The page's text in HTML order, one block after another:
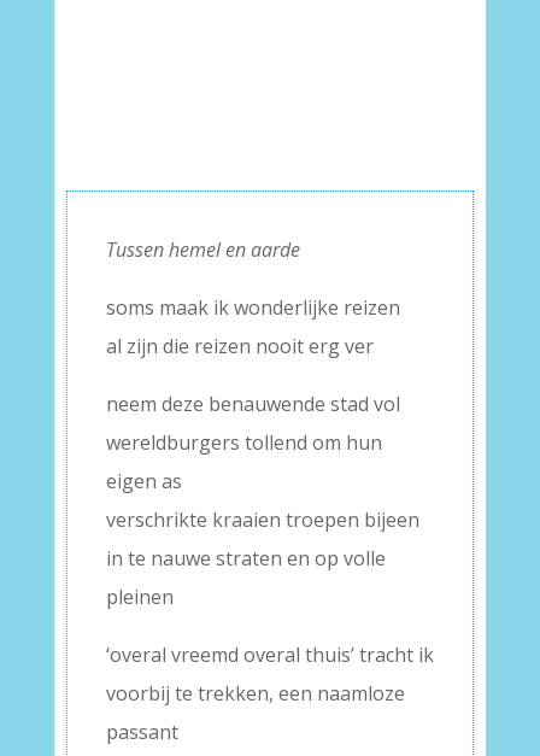
Tussen hemel en aarde
soms maak ik wonderlijke reizen
al zijn die reizen nooit erg ver
neem deze benauwende stad vol
wereldburgers tollend om hun
eigen as
verschrikte kraaien troepen bijeen
in te nauwe straten en op volle
pleinen
‘overal vreemd overal thuis’ tracht ik
voorbij te trekken, een naamloze
passant